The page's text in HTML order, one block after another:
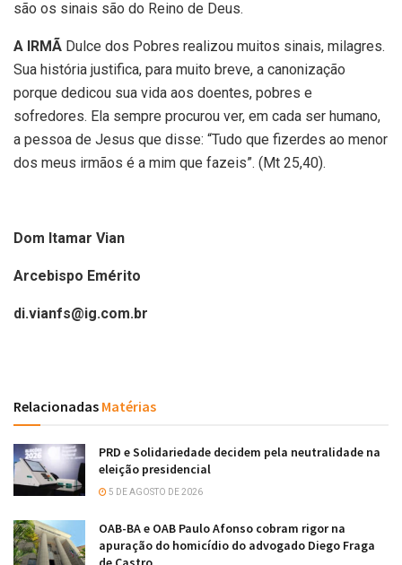
são os sinais são do Reino de Deus.
A IRMÃ Dulce dos Pobres realizou muitos sinais, milagres.
Sua história justifica, para muito breve, a canonização
porque dedicou sua vida aos doentes, pobres e
sofredores. Ela sempre procurou ver, em cada ser humano,
a pessoa de Jesus que disse: “Tudo que fizerdes ao menor
dos meus irmãos é a mim que fazeis”. (Mt 25,40).
Dom Itamar Vian
Arcebispo Emérito
di.vianfs@ig.com.br
Relacionadas Matérias
PRD e Solidariedade decidem pela neutralidade na
eleição presidencial
5 DE AGOSTO DE 2026
OAB-BA e OAB Paulo Afonso cobram rigor na
apuração do homicídio do advogado Diego Fraga